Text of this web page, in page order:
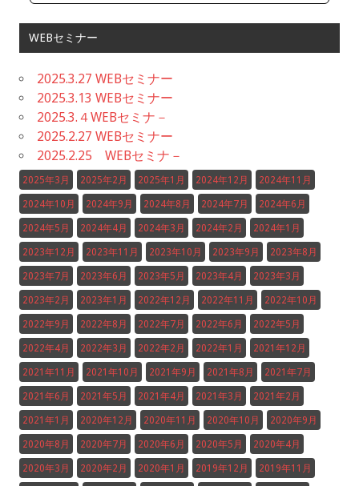
WEBセミナー
2025.3.27 WEBセミナー
2025.3.13 WEBセミナー
2025.3.４WEBセミナ－
2025.2.27 WEBセミナー
2025.2.25 WEBセミナ－
2025年3月 2025年2月 2025年1月 2024年12月 2024年11月
2024年10月 2024年9月 2024年8月 2024年7月 2024年6月
2024年5月 2024年4月 2024年3月 2024年2月 2024年1月
2023年12月 2023年11月 2023年10月 2023年9月 2023年8月
2023年7月 2023年6月 2023年5月 2023年4月 2023年3月
2023年2月 2023年1月 2022年12月 2022年11月 2022年10月
2022年9月 2022年8月 2022年7月 2022年6月 2022年5月
2022年4月 2022年3月 2022年2月 2022年1月 2021年12月
2021年11月 2021年10月 2021年9月 2021年8月 2021年7月
2021年6月 2021年5月 2021年4月 2021年3月 2021年2月
2021年1月 2020年12月 2020年11月 2020年10月 2020年9月
2020年8月 2020年7月 2020年6月 2020年5月 2020年4月
2020年3月 2020年2月 2020年1月 2019年12月 2019年11月